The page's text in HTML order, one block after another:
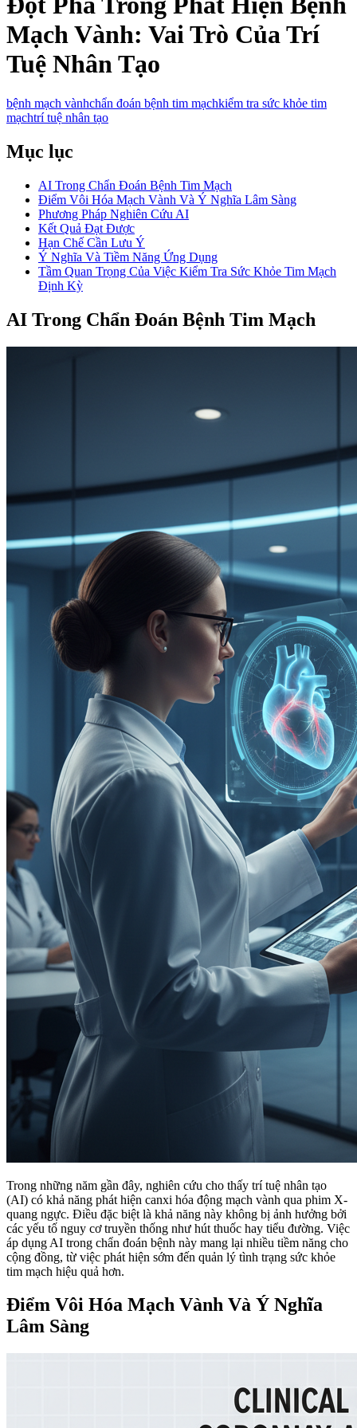
Mạch Vành: Vai Trò Của Trí
Tuệ Nhân Tạo
bệnh mạch vànhchẩn đoán bệnh tim mạchkiểm tra sức khỏe tim
mạchtrí tuệ nhân tạo
Mục lục
AI Trong Chẩn Đoán Bệnh Tim Mạch
Điểm Vôi Hóa Mạch Vành Và Ý Nghĩa Lâm Sàng
Phương Pháp Nghiên Cứu AI
Kết Quả Đạt Được
Hạn Chế Cần Lưu Ý
Ý Nghĩa Và Tiềm Năng Ứng Dụng
Tầm Quan Trọng Của Việc Kiểm Tra Sức Khỏe Tim Mạch
Định Kỳ
AI Trong Chẩn Đoán Bệnh Tim Mạch
Trong những năm gần đây, nghiên cứu cho thấy trí tuệ nhân tạo
(AI) có khả năng phát hiện canxi hóa động mạch vành qua phim X-
quang ngực. Điều đặc biệt là khả năng này không bị ảnh hưởng bởi
các yếu tố nguy cơ truyền thống như hút thuốc hay tiểu đường. Việc
áp dụng AI trong chẩn đoán bệnh này mang lại nhiều tiềm năng cho
cộng đồng, từ việc phát hiện sớm đến quản lý tình trạng sức khỏe
tim mạch hiệu quả hơn.
Điểm Vôi Hóa Mạch Vành Và Ý Nghĩa
Lâm Sàng